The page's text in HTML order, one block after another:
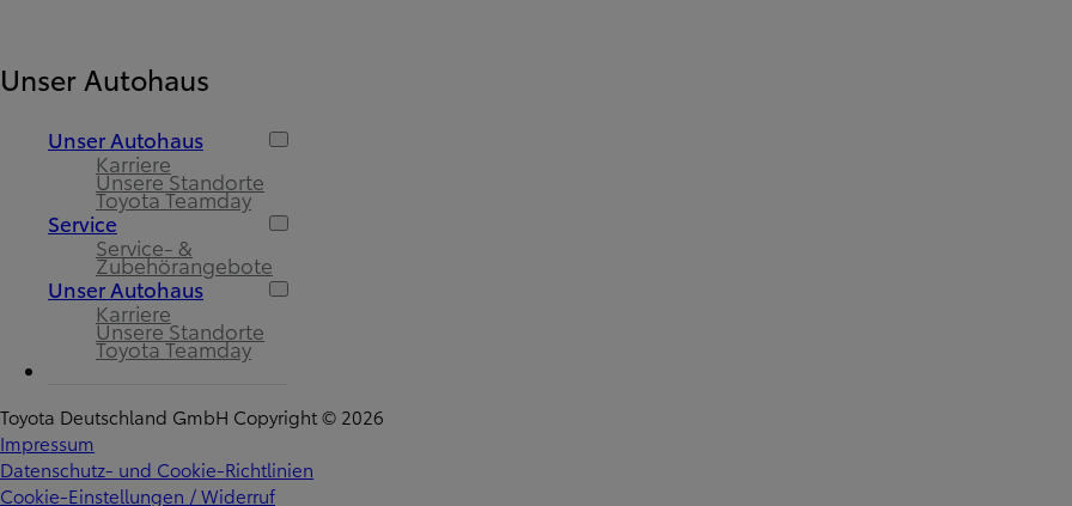
Unser Autohaus
Unser Autohaus
Karriere
Unsere Standorte
Toyota Teamday
Service
Service- &
Zubehörangebote
Unser Autohaus
Karriere
Unsere Standorte
Toyota Teamday
Toyota Deutschland GmbH Copyright © 2026
Impressum
Datenschutz- und Cookie-Richtlinien
Cookie-Einstellungen / Widerruf